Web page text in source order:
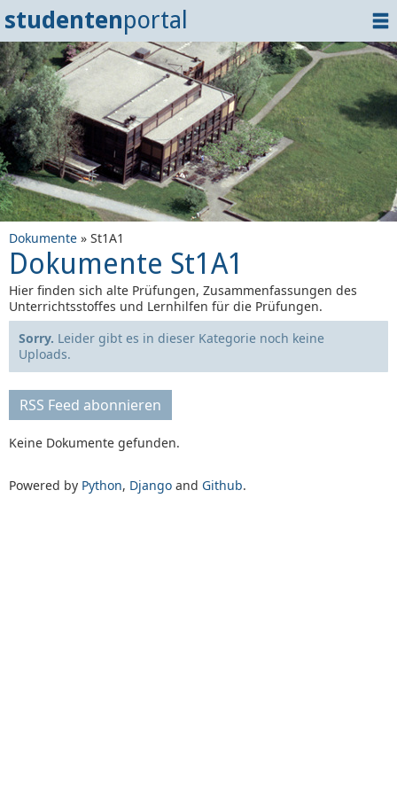
studentenportal
Home
Dokumente
Events
? Tipps
Login
Dokumente » St1A1
Dokumente St1A1
Hier finden sich alte Prüfungen, Zusammenfassungen des
Unterrichtsstoffes und Lernhilfen für die Prüfungen.
Sorry. Leider gibt es in dieser Kategorie noch keine
Uploads.
RSS Feed abonnieren
Keine Dokumente gefunden.
Powered by Python, Django and Github.